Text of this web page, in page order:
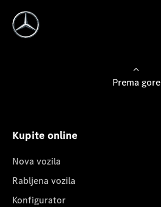
Prema gore
Kupite online
Nova vozila
Rabljena vozila
Konfigurator